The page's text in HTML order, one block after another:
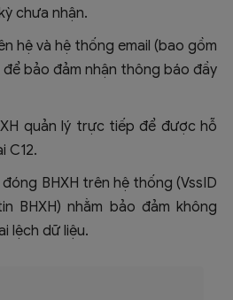
chưa nhận.
hệ và hệ thống email (bao gồm
bảo đảm nhận thông báo đầy
quản lý trực tiếp để được hỗ
C12.
BHXH trên hệ thống (VssID
BHXH) nhằm bảo đảm không
lệch dữ liệu.